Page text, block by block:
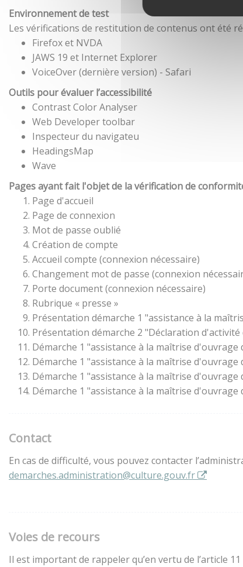
Environnement de test
Les vérifications de restitution de contenus ont été
Firefox et NVDA
JAWS 19 et Internet Explorer
VoiceOver (dernière version) - Safari
Outils pour évaluer l’accessibilité
Contrast Color Analyser
Web Developer toolbar
Inspecteur du navigateu
HeadingsMap
Wave
Pages ayant fait l'objet de la vérification de
Page d'accueil
Page de connexion
Mot de passe oublié
Création de compte
Accueil compte (connexion nécessaire)
Changement mot de passe (connexion
Porte document (connexion nécessaire)
Rubrique « presse »
Présentation démarche 1 "assistance à la
Présentation démarche 2 "Déclaration
Démarche 1 "assistance à la maîtrise
Démarche 1 "assistance à la maîtrise
Démarche 1 "assistance à la maîtrise
Démarche 1 "assistance à la maîtrise
Contact
En cas de difficulté, vous pouvez contacter
demarches.administration@culture.gouv.fr
Voies de recours
Il est important de rappeler qu’en vertu de l’article